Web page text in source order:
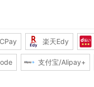
楽天Edy
支付宝/Alipay+